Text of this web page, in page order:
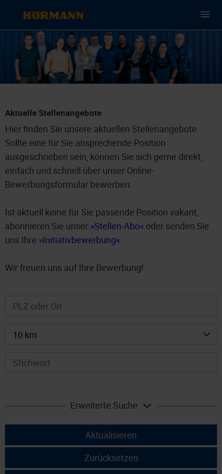
Aktuelle Stellenangebote
Hier finden Sie unsere aktuellen Stellenangebote.
Sollte eine für Sie ansprechende Position
ausgeschrieben sein, können Sie sich gerne direkt,
einfach und schnell über unser Online-
Bewerbungsformular bewerben.
Ist aktuell keine für Sie passende Position vakant,
abonnieren Sie unser Stellen-Abo oder senden Sie
uns Ihre Initiativbewerbung .
Wir freuen uns auf Ihre Bewerbung!
10 km
Erweiterte Suche
Aktualisieren
Zurücksetzen